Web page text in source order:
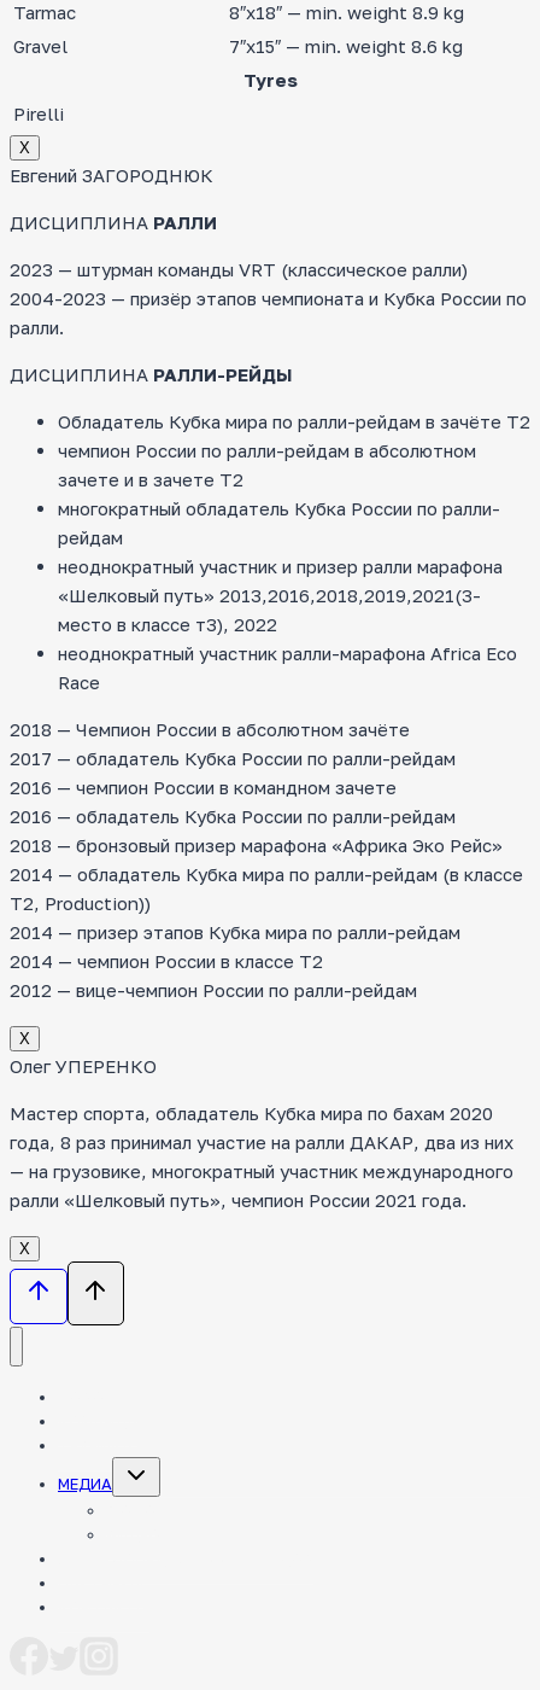
Tarmac
8″x18″ — min. weight 8.9 kg
Gravel
7″x15″ — min. weight 8.6 kg
Tyres
Pirelli
Х
Евгений ЗАГОРОДНЮК
ДИСЦИПЛИНА РАЛЛИ
2023 — штурман команды VRT (классическое ралли)
2004-2023 — призёр этапов чемпионата и Кубка России по
ралли.
ДИСЦИПЛИНА РАЛЛИ-РЕЙДЫ
Обладатель Кубка мира по ралли-рейдам в зачёте Т2
чемпион России по ралли-рейдам в абсолютном
зачете и в зачете Т2
многократный обладатель Кубка России по ралли-
рейдам
неоднократный участник и призер ралли марафона
«Шелковый путь» 2013,2016,2018,2019,2021(3-
место в классе т3), 2022
неоднократный участник ралли-марафона Africa Eco
Race
2018 — Чемпион России в абсолютном зачёте
2017 — обладатель Кубка России по ралли-рейдам
2016 — чемпион России в командном зачете
2016 — обладатель Кубка России по ралли-рейдам
2018 — бронзовый призер марафона «Африка Эко Рейс»
2014 — обладатель Кубка мира по ралли-рейдам (в классе
T2, Production))
2014 — призер этапов Кубка мира по ралли-рейдам
2014 — чемпион России в классе Т2
2012 — вице-чемпион России по ралли-рейдам
Х
Олег УПЕРЕНКО
Мастер спорта, обладатель Кубка мира по бахам 2020
года, 8 раз принимал участие на ралли ДАКАР, два из них
— на грузовике, многократный участник международного
ралли «Шелковый путь», чемпион России 2021 года.
Х
МЕДИА
Toggle